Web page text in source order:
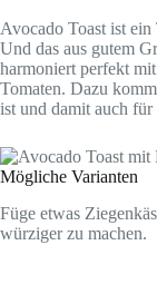
Avocado Toast ist
Und das aus gutem
harmoniert perfekt
Tomaten. Dazu
ist und damit auch
Mögliche Varianten
Füge etwas
würziger zu machen.